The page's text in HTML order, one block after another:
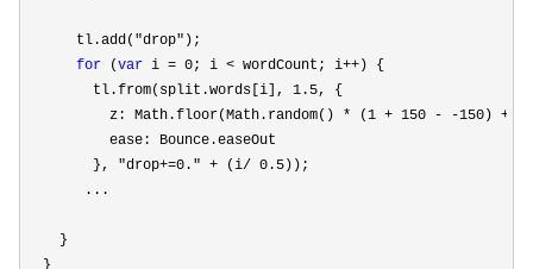
      tl.add(
"drop" );
for (var i = 0; i < wordCount; i++) {
        tl.from(split.words[i],
1.5, {
          z: Math.floor(Math.random()
* (1 + 150 - -150) + -
          ease: Bounce.easeOut
        },
"drop+=0." + (i/ 0.5));
       ...
    }
  }